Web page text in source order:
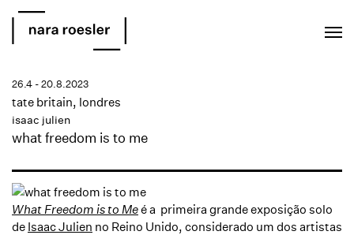
what freedom is to me
isaac julien
tate britain, londres
26.4 - 20.8.2023
What Freedom is to Meé a primeira grande exposição solo
de Isaac Julien no Reino Unido, considerado um dos artistas